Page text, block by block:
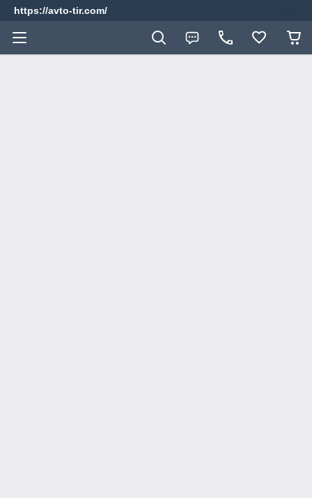
https://avto-tir.com/